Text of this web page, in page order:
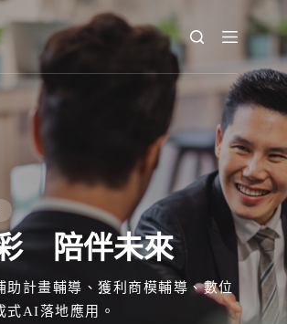
陪伴未來
助計畫輔導、獲利商模輔導、數位
式AI落地應用。